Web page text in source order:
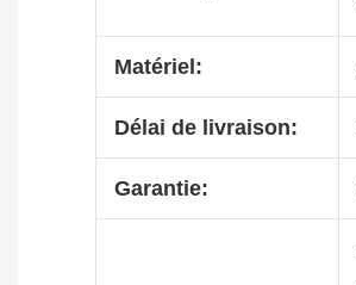
Matériel:
Délai de livraison:
Garantie: